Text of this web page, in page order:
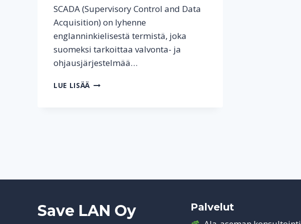
SCADA (Supervisory Control and Data
Acquisition) on lyhenne
englanninkielisestä termistä, joka
suomeksi tarkoittaa valvonta- ja
ohjausjärjestelmää…
LUE LISÄÄ MIKÄ
Save LAN Oy Palvelut